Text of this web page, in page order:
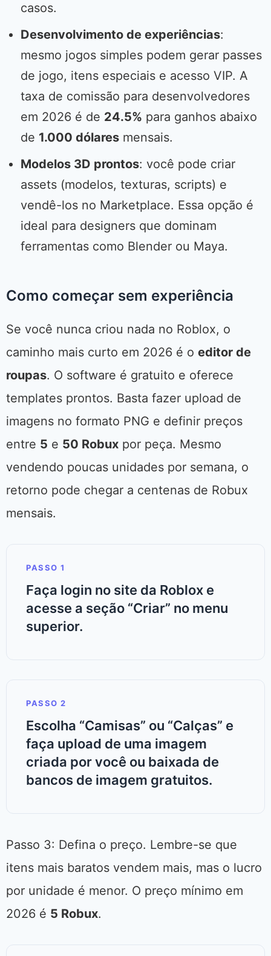
casos.
Desenvolvimento de experiências:
mesmo jogos simples podem gerar passes
de jogo, itens especiais e acesso VIP. A
taxa de comissão para desenvolvedores
em 2026 é de 24.5% para ganhos abaixo
de 1.000 dólares mensais.
Modelos 3D prontos: você pode criar
assets (modelos, texturas, scripts) e
vendê-los no Marketplace. Essa opção é
ideal para designers que dominam
ferramentas como Blender ou Maya.
Como começar sem experiência
Se você nunca criou nada no Roblox, o
caminho mais curto em 2026 é o editor de
roupas. O software é gratuito e oferece
templates prontos. Basta fazer upload de
imagens no formato PNG e definir preços
entre 5 e 50 Robux por peça. Mesmo
vendendo poucas unidades por semana, o
retorno pode chegar a centenas de Robux
mensais.
PASSO 1
Faça login no site da Roblox e
acesse a seção “Criar” no menu
superior.
PASSO 2
Escolha “Camisas” ou “Calças” e
faça upload de uma imagem
criada por você ou baixada de
bancos de imagem gratuitos.
Passo 3: Defina o preço. Lembre-se que
itens mais baratos vendem mais, mas o lucro
por unidade é menor. O preço mínimo em
2026 é 5 Robux.